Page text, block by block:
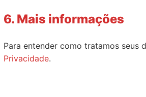
6. Mais informações
Para entender como tratamos seus
Privacidade.